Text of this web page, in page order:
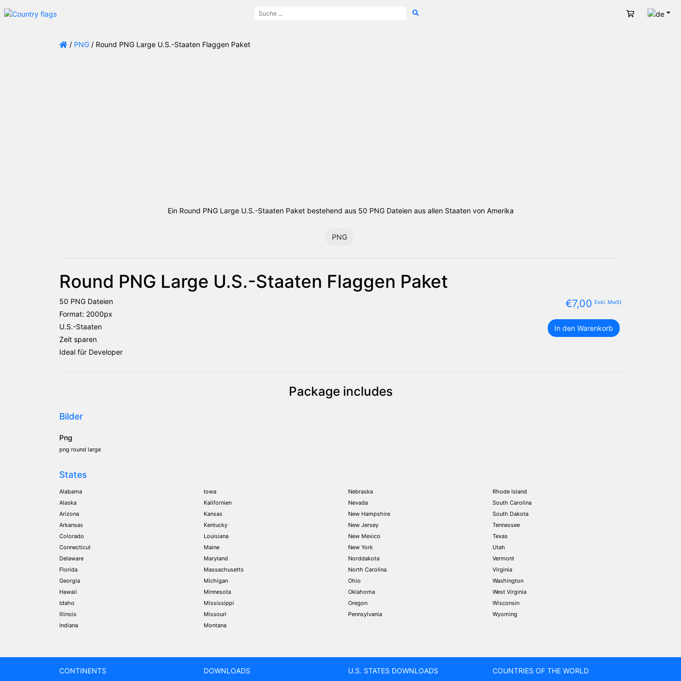
Warenkorb
/ PNG / Round PNG Large U.S.-Staaten Flaggen Paket
Ein Round PNG Large U.S.-Staaten Paket bestehend aus 50 PNG Dateien aus allen Staaten von Amerika
PNG
Round PNG Large U.S.-Staaten Flaggen Paket
€7,00 Exkl. MwSt
Round
PNG
In den Warenkorb
50 PNG Dateien
Format: 2000px
U.S.-Staaten
Zeit sparen
Ideal für Developer
Package includes
Bilder
Png
png round large
States
Alabama
Alaska
Arizona
Arkansas
Colorado
Connecticut
Delaware
Florida
Georgia
Hawaii
Idaho
Illinois
Indiana
Iowa
Kalifornien
Kansas
Kentucky
Louisiana
Maine
Maryland
Massachusetts
Michigan
Minnesota
Mississippi
Missouri
Montana
Nebraska
Nevada
New Hampshire
New Jersey
New Mexico
New York
Norddakota
North Carolina
Ohio
Oklahoma
Oregon
Pennsylvania
Rhode Island
South Carolina
South Dakota
Tennessee
Texas
Utah
Vermont
Virginia
Washington
West Virginia
Wisconsin
Wyoming
CONTINENTS DOWNLOADS U.S. STATES DOWNLOADS COUNTRIES OF THE WORLD